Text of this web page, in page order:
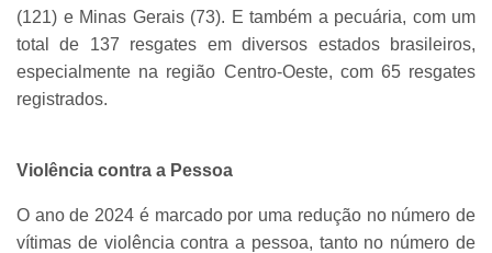
(121) e Minas Gerais (73). E também a pecuária, com um
total de 137 resgates em diversos estados brasileiros,
especialmente na região Centro-Oeste, com 65 resgates
registrados.
Violência contra a Pessoa
O ano de 2024 é marcado por uma redução no número de
vítimas de violência contra a pessoa, tanto no número de